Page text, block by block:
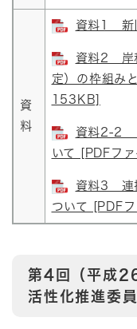
資
料
資料1 新
資料2 岸
定）の枠組み
153KB]
資料2-2
いて [PDFフ
資料3 連
ついて [PDF
第4回（平成
活性化推進委